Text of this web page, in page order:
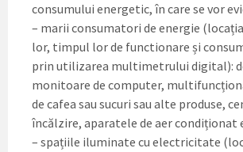
consumului energetic, în care se vor
– marii consumatori de energie
lor, timpul lor de functionare și
prin utilizarea multimetrului digital):
monitoare de computer,
de cafea sau sucuri sau alte produse,
încălzire, aparatele de aer condiționat
– spațiile iluminate cu electricitate